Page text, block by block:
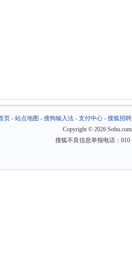
页- 站点地图 - 搜狗输入法- 支付中心- 搜狐招聘
Copyright © 2026
搜狐不良信息举报电话：010